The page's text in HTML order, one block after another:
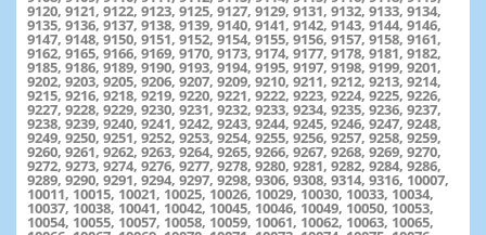
9120, 9121, 9122, 9123, 9125, 9127, 9129, 9131, 9132, 9133, 9134,
9135, 9136, 9137, 9138, 9139, 9140, 9141, 9142, 9143, 9144, 9146,
9147, 9148, 9150, 9151, 9152, 9154, 9155, 9156, 9157, 9158, 9161,
9162, 9165, 9166, 9169, 9170, 9173, 9174, 9177, 9178, 9181, 9182,
9185, 9186, 9189, 9190, 9193, 9194, 9195, 9197, 9198, 9199, 9201,
9202, 9203, 9205, 9206, 9207, 9209, 9210, 9211, 9212, 9213, 9214,
9215, 9216, 9218, 9219, 9220, 9221, 9222, 9223, 9224, 9225, 9226,
9227, 9228, 9229, 9230, 9231, 9232, 9233, 9234, 9235, 9236, 9237,
9238, 9239, 9240, 9241, 9242, 9243, 9244, 9245, 9246, 9247, 9248,
9249, 9250, 9251, 9252, 9253, 9254, 9255, 9256, 9257, 9258, 9259,
9260, 9261, 9262, 9263, 9264, 9265, 9266, 9267, 9268, 9269, 9270,
9272, 9273, 9274, 9276, 9277, 9278, 9280, 9281, 9282, 9284, 9286,
9289, 9290, 9291, 9294, 9297, 9298, 9306, 9308, 9314, 9316, 10007,
10011, 10015, 10021, 10025, 10026, 10029, 10030, 10033, 10034,
10037, 10038, 10041, 10042, 10045, 10046, 10049, 10050, 10053,
10054, 10055, 10057, 10058, 10059, 10061, 10062, 10063, 10065,